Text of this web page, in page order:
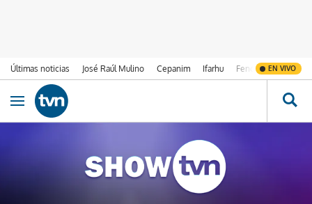
Últimas noticias José Raúl Mulino Cepanim Ifarhu Fenómeno de El
EN VIVO
Ir al contenido
Obrir navegació